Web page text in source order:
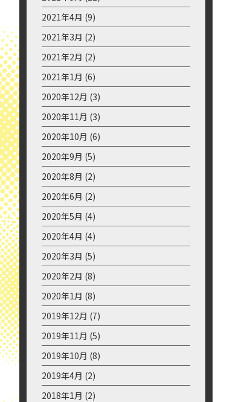
2022年3月(5)
2022年2月(6)
2022年1月(8)
2021年12月(9)
2021年11月(9)
2021年10月(7)
2021年9月(8)
2021年8月(13)
2021年7月(15)
2021年6月(13)
2021年5月(12)
2021年4月(9)
2021年3月(2)
2021年2月(2)
2021年1月(6)
2020年12月(3)
2020年11月(3)
2020年10月(6)
2020年9月(5)
2020年8月(2)